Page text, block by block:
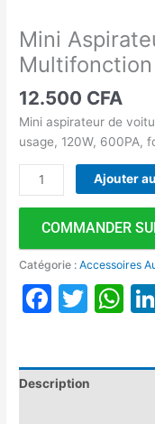
Mini
Multifonction
12.500 CFA
Mini aspirateur de
usage, 120W, 600PA,
Ajouter
COMMANDER
Catégorie :Accessoires
Description